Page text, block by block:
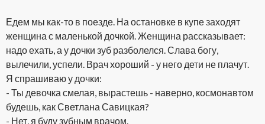
Едем мы как-то в поезде. На остановке в купе заходят
женщина с маленькой дочкой. Женщина рассказывает:
надо ехать, а у дочки зуб разболелся. Слава богу,
вылечили, успели. Врач хороший - у него дети не плачут.
Я спрашиваю у дочки:
- Ты девочка смелая, вырастешь - наверно, космонавтом
будешь, как Светлана Савицкая?
- Нет, я буду зубным врачом.